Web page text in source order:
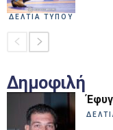
ΔΕΛΤΙΑ ΤΥΠΟΥ
Δημοφιλή